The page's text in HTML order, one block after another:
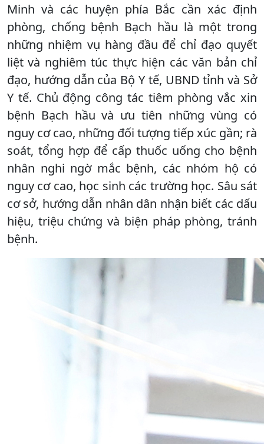
Minh và các huyện phía Bắc cần xác định
phòng, chống bệnh Bạch hầu là một trong
những nhiệm vụ hàng đầu để chỉ đạo quyết
liệt và nghiêm túc thực hiện các văn bản chỉ
đạo, hướng dẫn của Bộ Y tế, UBND tỉnh và Sở
Y tế. Chủ động công tác tiêm phòng vắc xin
bệnh Bạch hầu và ưu tiên những vùng có
nguy cơ cao, những đối tượng tiếp xúc gần; rà
soát, tổng hợp để cấp thuốc uống cho bệnh
nhân nghi ngờ mắc bệnh, các nhóm hộ có
nguy cơ cao, học sinh các trường học. Sâu sát
cơ sở, hướng dẫn nhân dân nhận biết các dấu
hiệu, triệu chứng và biện pháp phòng, tránh
bệnh.